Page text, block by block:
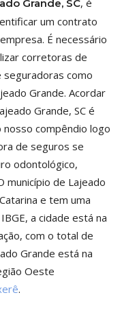
Grande, SC, é
um contrato
É necessário
corretoras de
seguradoras como
Grande. Acordar
Grande, SC é
nosso compêndio logo
de seguros se
odontológico,
município de Lajeado
e tem uma
a cidade está na
com o total de
Grande está na
Oeste
.